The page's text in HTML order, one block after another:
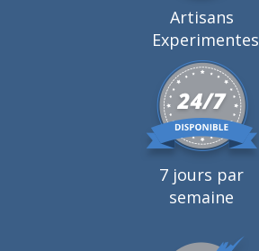
Artisans
Experimentes
7 jours par
semaine